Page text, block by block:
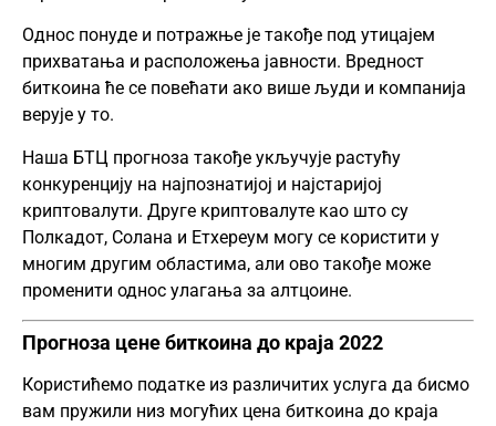
Однос понуде и потражње је такође под утицајем
прихватања и расположења јавности. Вредност
биткоина ће се повећати ако више људи и компанија
верује у то.
Наша БТЦ прогноза такође укључује растућу
конкуренцију на најпознатијој и најстаријој
криптовалути. Друге криптовалуте као што су
Полкадот, Солана и Етхереум могу се користити у
многим другим областима, али ово такође може
променити однос улагања за алтцоине.
Прогноза цене биткоина до краја 2022
Користићемо податке из различитих услуга да бисмо
вам пружили низ могућих цена биткоина до краја